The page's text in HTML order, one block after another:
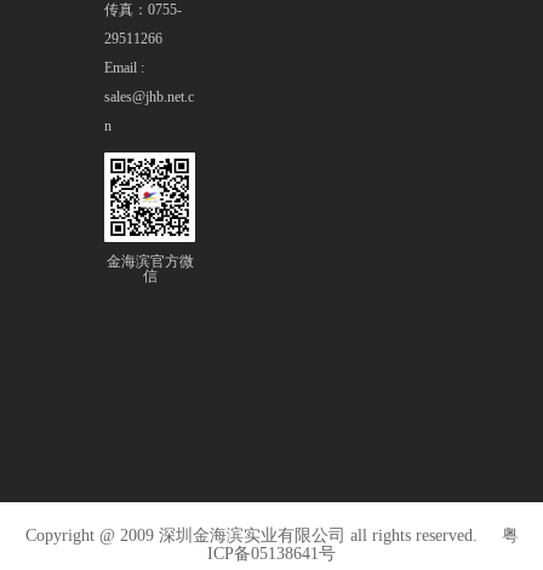
传真：0755-
29511266
Email :
sales@jhb.net.c
n
金海滨官方微
信
Copyright @ 2009 深圳金海滨实业有限公司 all rights reserved. 粤
ICP备05138641号